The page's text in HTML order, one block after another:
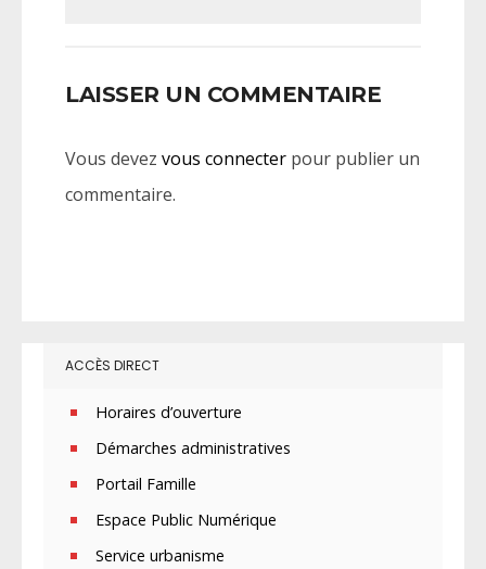
LAISSER UN COMMENTAIRE
Vous devez vous connecter pour publier un
commentaire.
ACCÈS DIRECT
Horaires d’ouverture
Démarches administratives
Portail Famille
Espace Public Numérique
Service urbanisme